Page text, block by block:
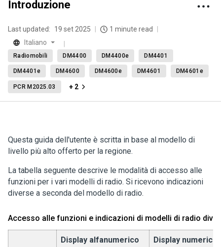
Introduzione
Last updated: 19 set 2025
1 minute read
Italiano
Radiomobili DM4400 DM4400e DM4401
DM4401e DM4600 DM4600e DM4601 DM4601e
PCR M2025.03 + 2
Questa guida dell'utente è scritta in base al modello di
livello più alto offerto per la regione.
La tabella seguente descrive le modalità di accesso alle
funzioni per i vari modelli di radio. Si ricevono indicazioni
diverse a seconda del modello di radio.
Accesso alle funzioni e indicazioni di modelli di radio
Display alfanumerico Display numerico